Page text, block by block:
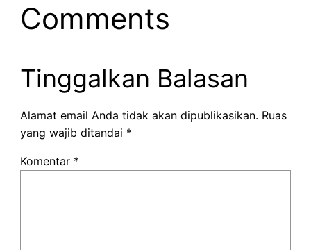
Comments
Tinggalkan Balasan
Alamat email Anda tidak akan dipublikasikan. Ruas
yang wajib ditandai *
Komentar *